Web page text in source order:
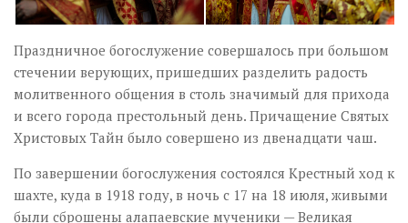
Праздничное богослужение совершалось при большом
стечении верующих, пришедших разделить радость
молитвенного общения в столь значимый для прихода
и всего города престольный день. Причащение Святых
Христовых Тайн было совершено из двенадцати чаш.
По завершении богослужения состоялся Крестный ход к
шахте, куда в 1918 году, в ночь с 17 на 18 июля, живыми
были сброшены алапаевские мученики — Великая